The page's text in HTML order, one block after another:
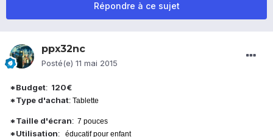
Répondre à ce sujet
ppx32nc
Posté(e) 11 mai 2015
*Budget: 120€
*Type d'achat: Tablette
*Taille d'écran: 7 pouces
*Utilisation: éducatif pour enfant